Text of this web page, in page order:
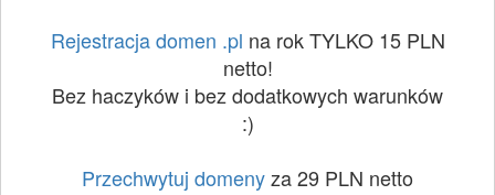
Rejestracja domen .pl na rok TYLKO 15 PLN
netto!
Bez haczyków i bez dodatkowych warunków
:)
Przechwytuj domenyza 29 PLN netto